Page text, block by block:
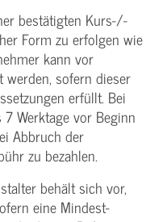
bestätigten Kurs-/­
Form zu erfolgen wie
kann vor
werden, sofern dieser
erfüllt. Bei
Werktage vor Beginn
Abbruch der
zu bezahlen.
behält sich vor,
eine Mindest­